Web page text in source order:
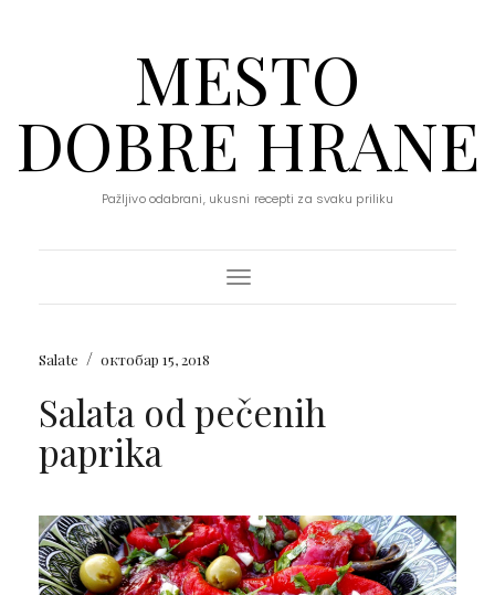
MESTO
DOBRE HRANE
Pažljivo odabrani, ukusni recepti za svaku priliku
Toggle Navigation
Salate / октобар 15, 2018
Salata od pečenih
paprika